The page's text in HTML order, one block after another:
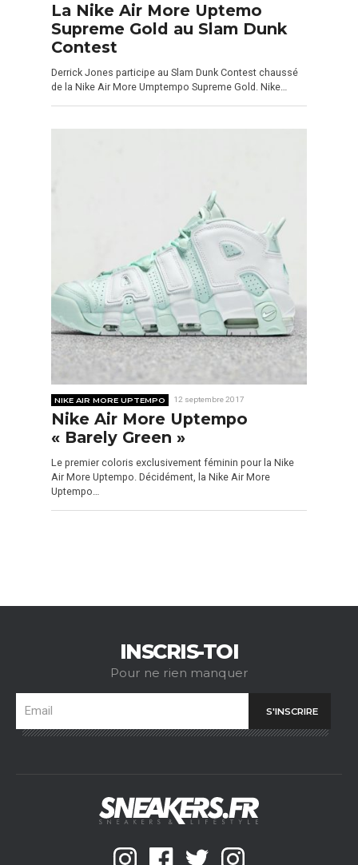
La Nike Air More Uptemo
Supreme Gold au Slam Dunk
Contest
Derrick Jones participe au Slam Dunk Contest chaussé
de la Nike Air More Umptempo Supreme Gold. Nike…
NIKE AIR MORE UPTEMPO 12 septembre 2017
Nike Air More Uptempo
« Barely Green »
Le premier coloris exclusivement féminin pour la Nike
Air More Uptempo. Décidément, la Nike Air More
Uptempo…
INSCRIS-TOI
Pour ne rien manquer